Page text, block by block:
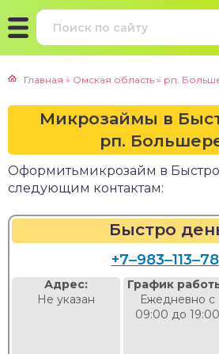
Главная » Омская область » рп.
Микрозаймы в
рп.
Оформитьмикрозайм в
следующим контактам:
Быстро
Адрес:
Не указан
График
Ежедневно с
09:00 до 19:00